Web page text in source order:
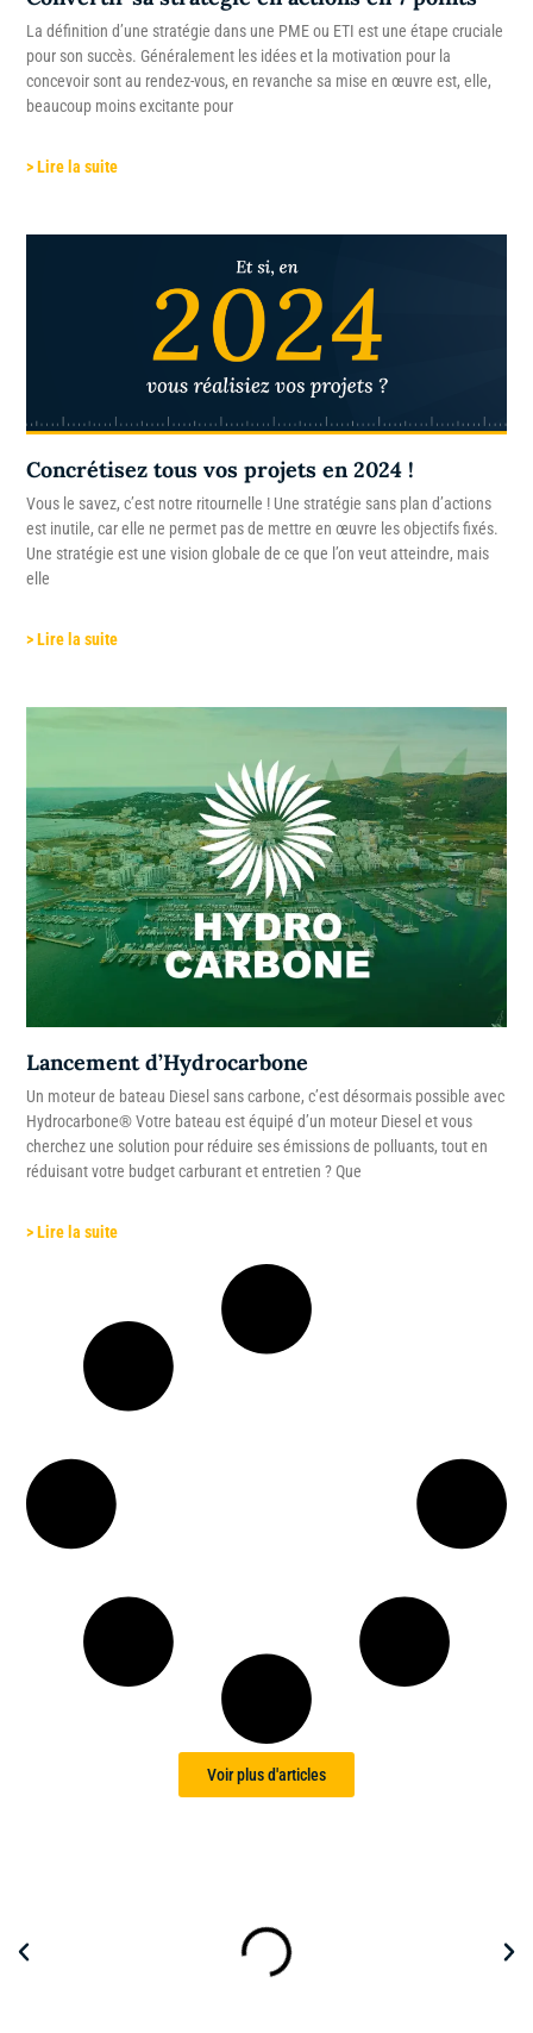
La définition d’une stratégie dans une PME ou ETI est une étape cruciale
pour son succès. Généralement les idées et la motivation pour la
concevoir sont au rendez-vous, en revanche sa mise en œuvre est, elle,
beaucoup moins excitante pour
> Lire la suite
Concrétisez tous vos projets en 2024 !
Vous le savez, c’est notre ritournelle ! Une stratégie sans plan d’actions
est inutile, car elle ne permet pas de mettre en œuvre les objectifs fixés.
Une stratégie est une vision globale de ce que l’on veut atteindre, mais
elle
> Lire la suite
Lancement d’Hydrocarbone
Un moteur de bateau Diesel sans carbone, c’est désormais possible avec
Hydrocarbone® Votre bateau est équipé d’un moteur Diesel et vous
cherchez une solution pour réduire ses émissions de polluants, tout en
réduisant votre budget carburant et entretien ? Que
> Lire la suite
Voir plus d'articles